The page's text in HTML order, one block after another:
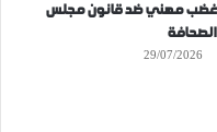
غضب مهني ضد قانون مجلس
الصحافة
29/07/2026